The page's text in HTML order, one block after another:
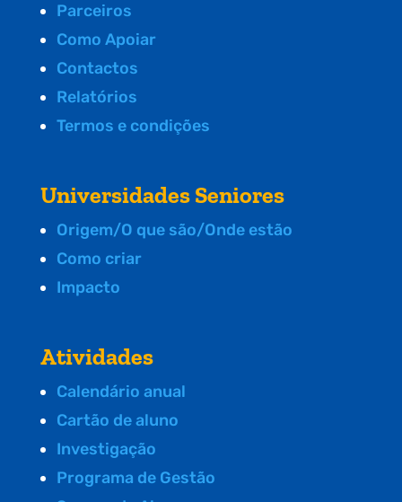
Parceiros
Como Apoiar
Contactos
Relatórios
Termos e condições
Universidades Seniores
Origem/O que são/Onde estão
Como criar
Impacto
Atividades
Calendário anual
Cartão de aluno
Investigação
Programa de Gestão